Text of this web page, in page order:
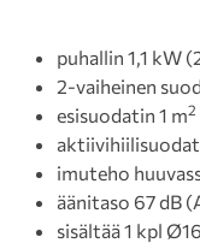
puhallin 1,1 kW
2-vaiheinen
esisuodatin 1 m2
imuteho
äänitaso 67 dB
sisältää 1 kpl